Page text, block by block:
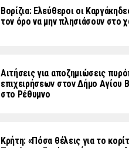
Βορίζια: Ελεύθεροι οι
τον όρο να μην πλησιάσουν στο
Αιτήσεις για αποζημιώσεις
επιχειρήσεων στον Δήμο Αγίου
στο Ρέθυμνο
Κρήτη: «Πόσα θέλεις για το